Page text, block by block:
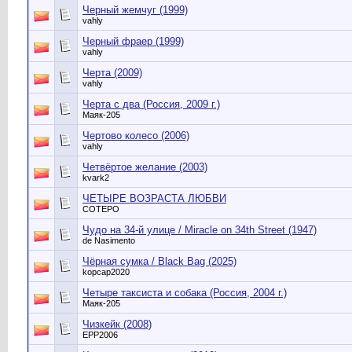
Черный жемчуг (1999)
vahly
Черный фраер (1999)
vahly
Черта (2009)
vahly
Черта с два (Россия, 2009 г.)
Маяк-205
Чертово колесо (2006)
vahly
Четвёртое желание (2003)
kvark2
ЧЕТЫРЕ ВОЗРАСТА ЛЮБВИ
СОТЕРО
Чудо на 34-й улице / Miracle on 34th Street (1947)
de Nasimento
Чёрная сумка / Black Bag (2025)
kopcap2020
Четыре таксиста и собака (Россия, 2004 г.)
Маяк-205
Чизкейк (2008)
EPP2006